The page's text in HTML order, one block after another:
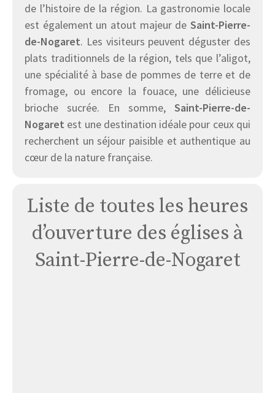
de l’histoire de la région. La gastronomie locale
est également un atout majeur de Saint-Pierre-
de-Nogaret. Les visiteurs peuvent déguster des
plats traditionnels de la région, tels que l’aligot,
une spécialité à base de pommes de terre et de
fromage, ou encore la fouace, une délicieuse
brioche sucrée. En somme, Saint-Pierre-de-
Nogaret est une destination idéale pour ceux qui
recherchent un séjour paisible et authentique au
cœur de la nature française.
Liste de toutes les heures
d’ouverture des églises à
Saint-Pierre-de-Nogaret